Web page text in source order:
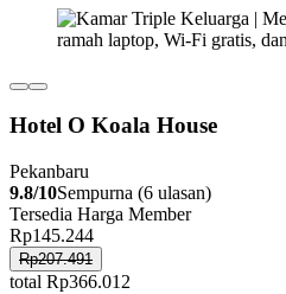
Hotel O Koala House
Pekanbaru
9.8/10Sempurna (6 ulasan)
Tersedia Harga Member
Rp145.244
Rp207.491
total Rp366.012